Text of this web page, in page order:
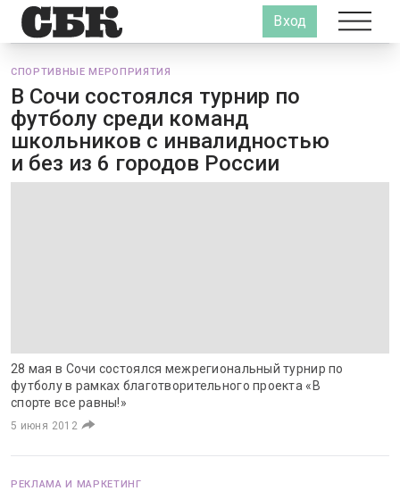
Вход
СПОРТИВНЫЕ МЕРОПРИЯТИЯ
В Сочи состоялся турнир по
футболу среди команд
школьников с инвалидностью
и без из 6 городов России
28 мая в Сочи состоялся межрегиональный турнир по
футболу в рамках благотворительного проекта «В
спорте все равны!»
5 июня 2012
РЕКЛАМА И МАРКЕТИНГ